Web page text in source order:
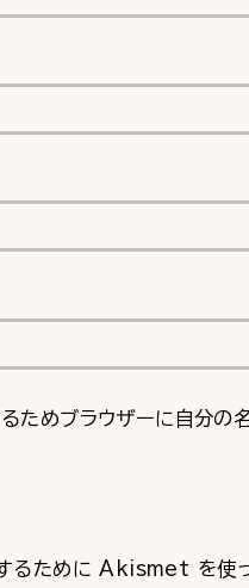
ためブラウザーに自分の名
るために Akismet を使っ